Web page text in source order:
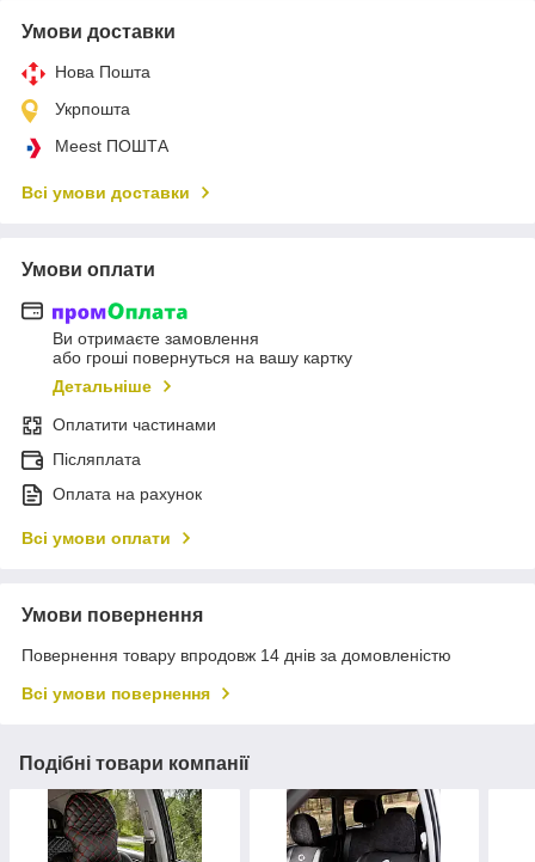
Умови доставки
Нова Пошта
Укрпошта
Meest ПОШТА
Всі умови доставки
Умови оплати
Ви отримаєте замовлення
або гроші повернуться на вашу картку
Детальніше
Оплатити частинами
Післяплата
Оплата на рахунок
Всі умови оплати
Умови повернення
Повернення товару впродовж 14 днів за домовленістю
Всі умови повернення
Подібні товари компанії